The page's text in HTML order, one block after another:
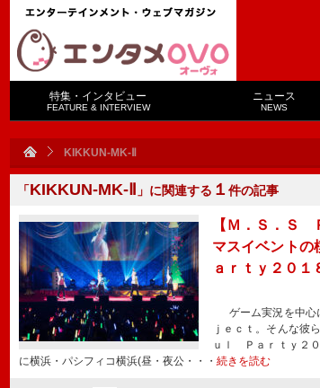
特集・インタビュー
FEATURE & INTERVIEW
ニュース
NEWS
KIKKUN-MK-Ⅱ
「KIKKUN-MK-Ⅱ 」に関連する １ 件の記事
【Ｍ．Ｓ．Ｓ
マスイベント
ａｒｔｙ２０１
ゲーム実況を中心
ｊｅｃｔ。そんな彼
ｕｌ Ｐａｒｔｙ２
に横浜・パシフィコ横浜(昼・夜公・・・ 続きを読む